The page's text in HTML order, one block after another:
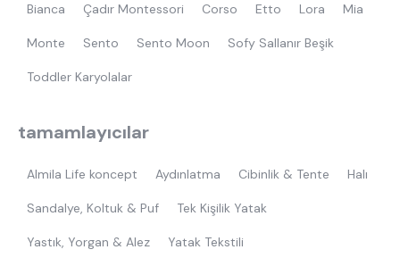
Bianca Çadır Montessori Corso Etto Lora Mia
Monte Sento Sento Moon Sofy Sallanır Beşik
Toddler Karyolalar
tamamlayıcılar
Almila Life koncept Aydınlatma Cibinlik & Tente Halı
Sandalye, Koltuk & Puf Tek Kişilik Yatak
Yastık, Yorgan & Alez Yatak Tekstili